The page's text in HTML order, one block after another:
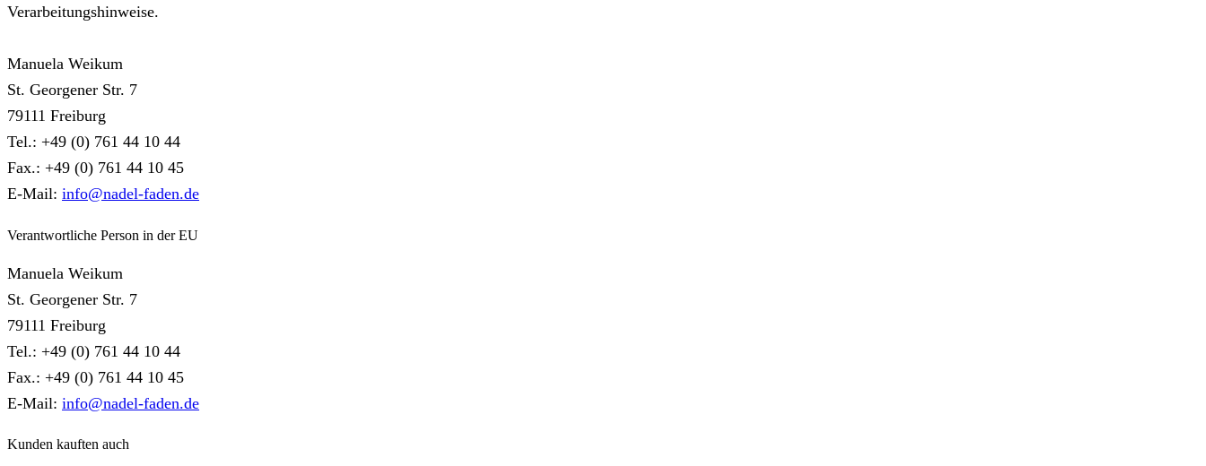
Verarbeitungshinweise.
Manuela Weikum
St. Georgener Str. 7
79111 Freiburg
Tel.: +49 (0) 761 44 10 44
Fax.: +49 (0) 761 44 10 45
E-Mail: info@nadel-faden.de
Verantwortliche Person in der EU
Manuela Weikum
St. Georgener Str. 7
79111 Freiburg
Tel.: +49 (0) 761 44 10 44
Fax.: +49 (0) 761 44 10 45
E-Mail: info@nadel-faden.de
Kunden kauften auch